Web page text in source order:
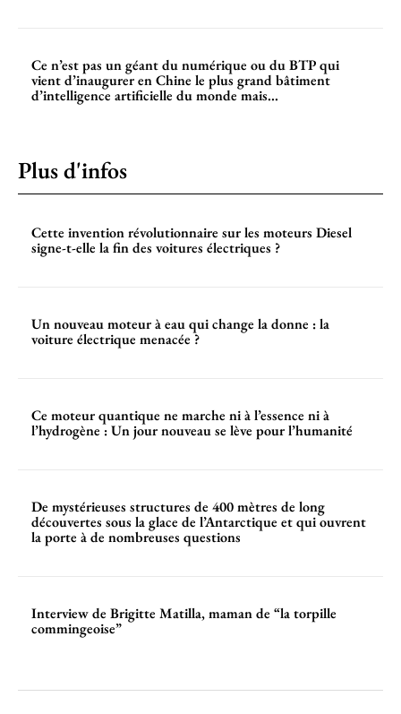
Ce n’est pas un géant du numérique ou du BTP qui
vient d’inaugurer en Chine le plus grand bâtiment
d’intelligence artificielle du monde mais...
Plus d'infos
Cette invention révolutionnaire sur les moteurs Diesel
signe-t-elle la fin des voitures électriques ?
Un nouveau moteur à eau qui change la donne : la
voiture électrique menacée ?
Ce moteur quantique ne marche ni à l’essence ni à
l’hydrogène : Un jour nouveau se lève pour l’humanité
De mystérieuses structures de 400 mètres de long
découvertes sous la glace de l’Antarctique et qui ouvrent
la porte à de nombreuses questions
Interview de Brigitte Matilla, maman de “la torpille
commingeoise”